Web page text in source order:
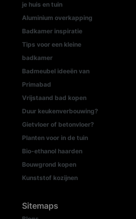
je huis en tuin
Aluminium overkapping
Badkamer inspiratie
Tips voor een kleine
badkamer
Badmeubel ideeën van
Primabad
Vrijstaand bad kopen
Duur keukenverbouwing?
Gietvloer of betonvloer?
Planten voor in de tuin
Bio-ethanol haarden
Bouwgrond kopen
Kunststof kozijnen
Sitemaps